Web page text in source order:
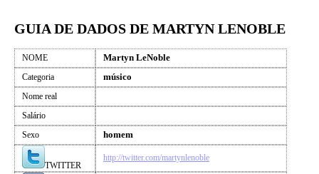
GUIA DE DADOS DE MARTYN LENOBLE
NOME Martyn LeNoble
Categoria músico
Nome real
Salário
Sexo
homem
TWITTER
http://twitter.com/martynlenoble